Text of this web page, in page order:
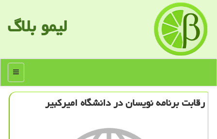
لیمو بلاگ
منو
رقابت برنامه نویسان در دانشگاه امیركبیر